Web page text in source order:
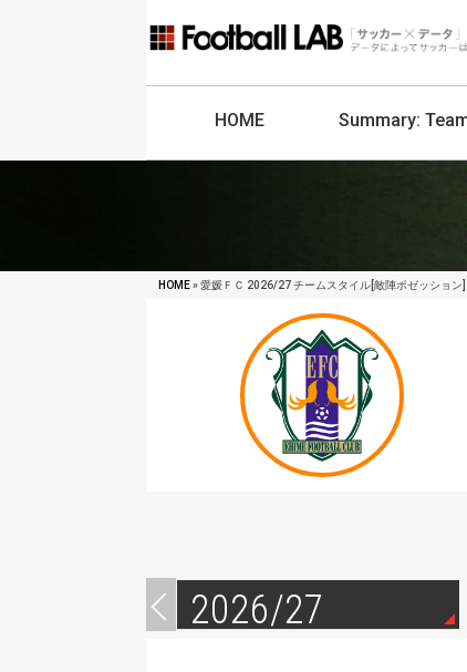
HOME Summary:
HOME» 愛媛ＦＣ 2026/27 チームスタイル[敵陣ポゼッション]
2026/27